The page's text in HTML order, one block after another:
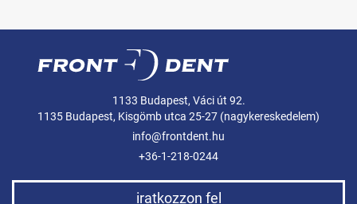
1133 Budapest, Váci út 92.
1135 Budapest, Kisgömb utca 25-27 (nagykereskedelem)
info@frontdent.hu
+36-1-218-0244
iratkozzon fel